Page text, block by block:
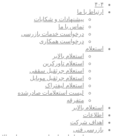
۴۰۴
ارتباط با ما
پیشنهادات و شکایات
تماس با ما
درخواست خدمات بازرسی
درخواست همکاری
استعلام
استعلام بالابر
استعلام تاورکرین
استعلام جرثقیل سقفی
استعلام جرثقیل موبایل
استعلام لیفتراک
لیست استعلامات صادرشده
متفرقه
استعلام بالابر
اطلاعات
اهداف شرکت
بازرسی فنی